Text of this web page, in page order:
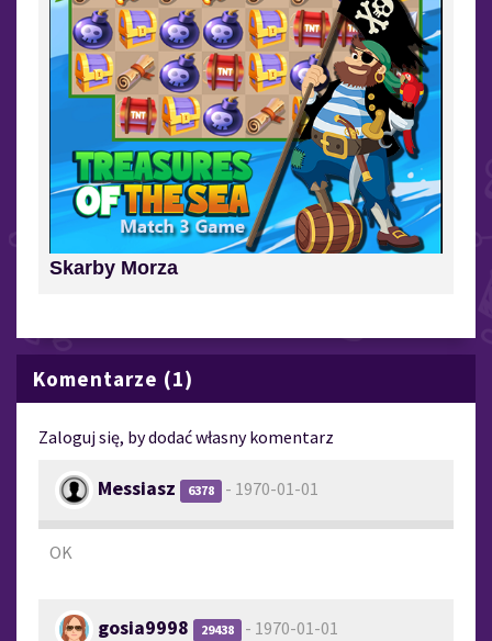
Skarby Morza
Komentarze (1)
Zaloguj się, by dodać własny komentarz
Messiasz 6378 - 1970-01-01
OK
gosia9998 29438 - 1970-01-01